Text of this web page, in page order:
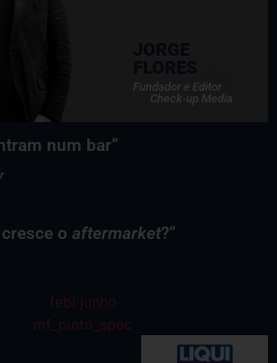
Fundador e Editor
Check-up Media
num bar“
o aftermarket?“